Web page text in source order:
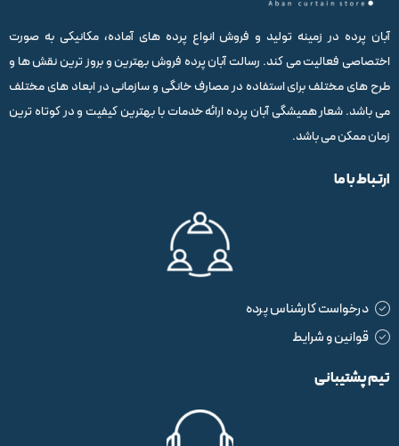
آبان پرده در زمینه تولید و فروش انواع پرده های آماده، مکانیکی به صورت
اختصاصی فعالیت می کند. رسالت آبان پرده فروش بهترین و بروز ترین نقش ها و
طرح های مختلف برای استفاده در مصارف خانگی و سازمانی در ابعاد های مختلف
می باشد. شعار همیشگی آبان پرده ارائه خدمات با بهترین کیفیت و در کوتاه ترین
زمان ممکن می باشد.
ارتباط با ما
درخواست کارشناس پرده
قوانین و شرایط
تیم پشتیبانی